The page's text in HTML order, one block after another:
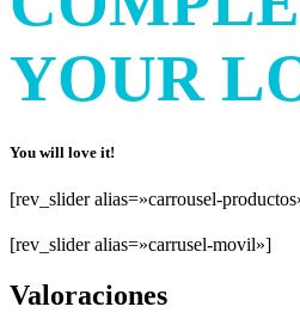
YOUR
You will love it!
[rev_slider alias=»carrousel-
[rev_slider alias=»carrusel-movil»]
Valoraciones